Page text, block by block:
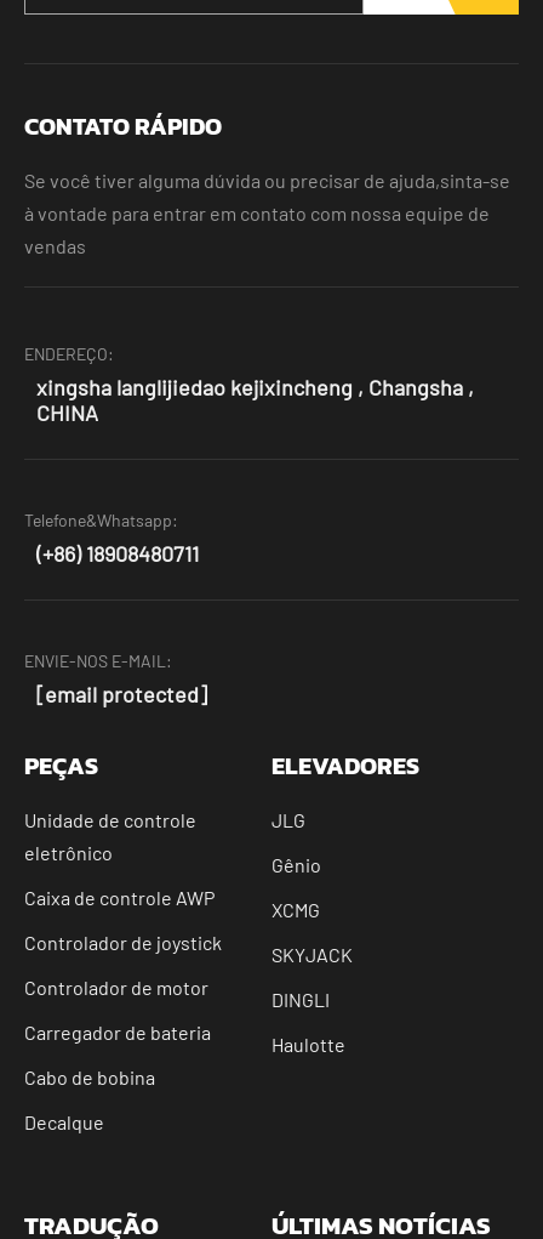
CONTATO RÁPIDO
Se você tiver alguma dúvida ou precisar de ajuda,sinta-se
à vontade para entrar em contato com nossa equipe de
vendas
ENDEREÇO:
xingsha langlijiedao kejixincheng , Changsha ,
CHINA
Telefone&Whatsapp:
(+86) 18908480711
ENVIE-NOS E-MAIL:
[email protected]
PEÇAS
Unidade de controle
eletrônico
Caixa de controle AWP
Controlador de joystick
Controlador de motor
Carregador de bateria
Cabo de bobina
Decalque
ELEVADORES
JLG
Gênio
XCMG
SKYJACK
DINGLI
Haulotte
TRADUÇÃO ÚLTIMAS NOTÍCIAS